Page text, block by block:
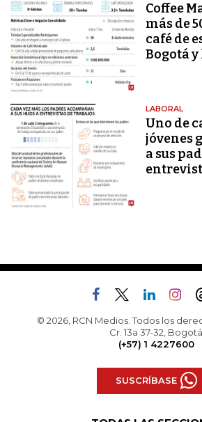
Coffee
más de
café de
Bogotá y
LABORAL
Uno de
jóvenes
a sus
© 2026, RCN Medios. Todos los
Cr. 13a 37-32, Bogotá
(+57) 1 4227600
SUSCRÍBASE